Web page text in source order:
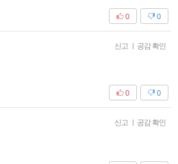
0
0
신고 | 공감 확인
0
0
신고 | 공감 확인